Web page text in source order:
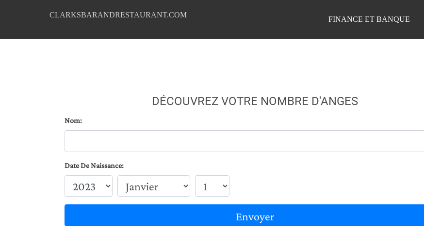
CLARKSBARANDRESTAURANT.COM
FINANCE ET BANQUE
DÉCOUVREZ VOTRE NOMBRE D'ANGES
Nom:
Date De Naissance:
Envoyer